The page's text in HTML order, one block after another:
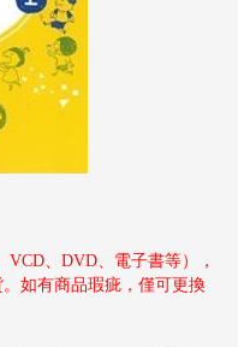
、DVD、電子書等），
如有商品瑕疵，僅可更換